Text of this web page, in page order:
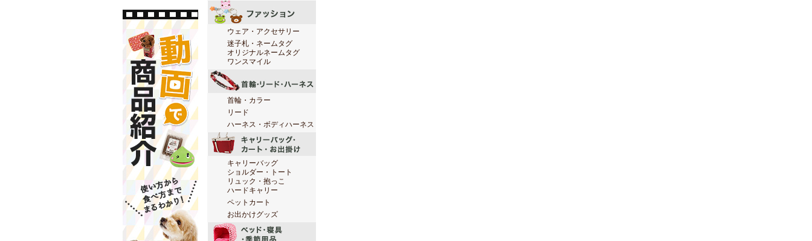
ウェア・アクセサリー
迷子札・ネームタグ
オリジナルネームタグ
ワンスマイル
首輪・カラー
リード
ハーネス・ボディハーネス
キャリーバッグ
ショルダー・トート
リュック・抱っこ
ハードキャリー
ペットカート
お出かけグッズ